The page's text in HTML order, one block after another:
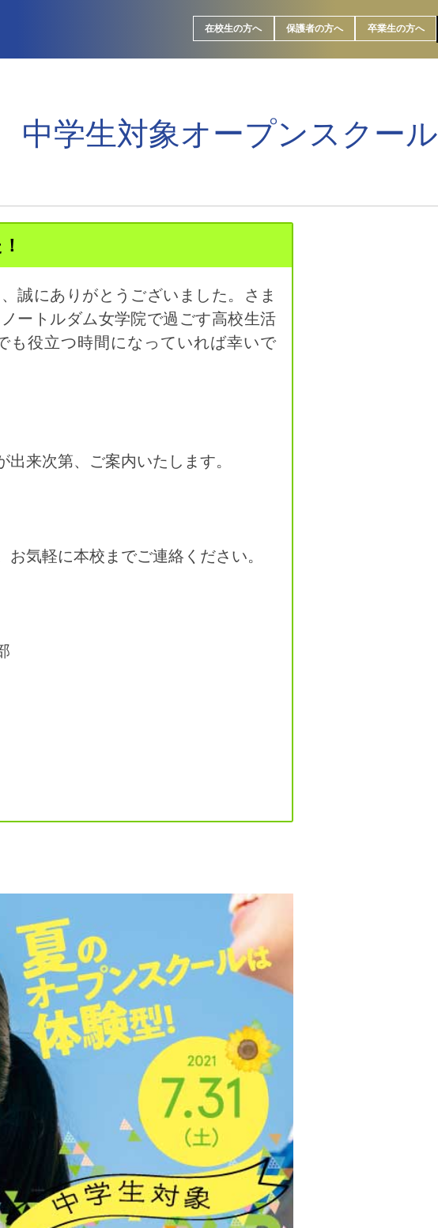
在校生の方へ 保護者の方へ 卒業生の方へ
学生対象オープンスクール
誠にありがとうございました。さま
ートルダム女学院で過ごす高校生活
も役立つ時間になっていれば幸いで
出来次第、ご案内いたします。
気軽に本校までご連絡ください。